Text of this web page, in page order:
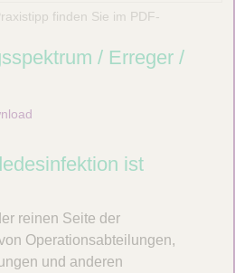
finden Sie im PDF-
/ Erreger /
ist
reinen Seite der
Operationsabteilungen,
und anderen